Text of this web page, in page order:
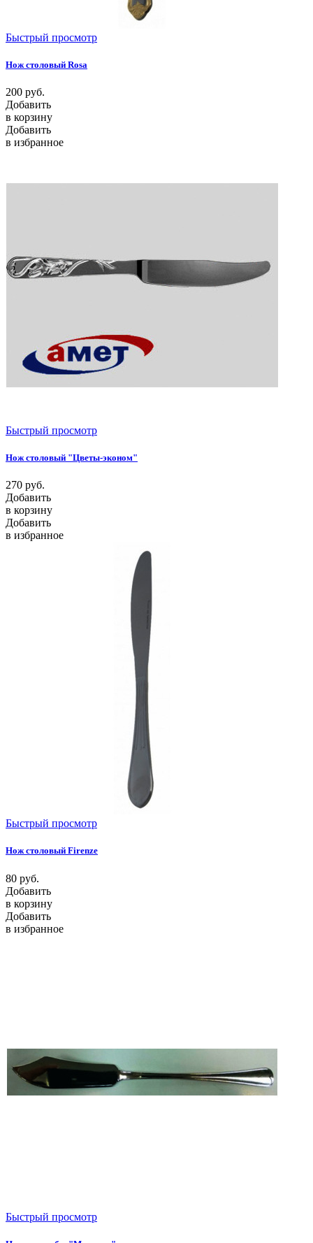
Быстрый просмотр
Нож столовый Rosa
200 руб.
Добавить
в корзину
Добавить
в избранное
Быстрый просмотр
Нож столовый "Цветы-эконом"
270 руб.
Добавить
в корзину
Добавить
в избранное
Быстрый просмотр
Нож столовый Firenze
80 руб.
Добавить
в корзину
Добавить
в избранное
Быстрый просмотр